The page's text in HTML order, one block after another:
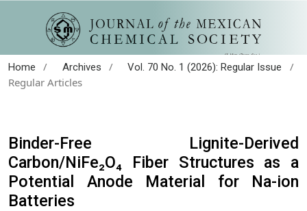
Home / Archives / Vol. 70 No. 1 (2026): Regular Issue
/
Regular Articles
Binder-Free Lignite-Derived
Carbon/NiFe₂O₄ Fiber Structures as a
Potential Anode Material for Na-ion
Batteries